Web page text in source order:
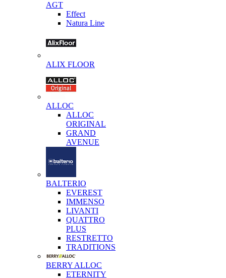
AGT
Effect
Natura Line
ALIX FLOOR
ALLOC
ALLOC
ORIGINAL
GRAND
AVENUE
BALTERIO
EVEREST
IMMENSO
LIVANTI
QUATTRO
PLUS
RESTRETTO
TRADITIONS
BERRY ALLOC
ETERNITY